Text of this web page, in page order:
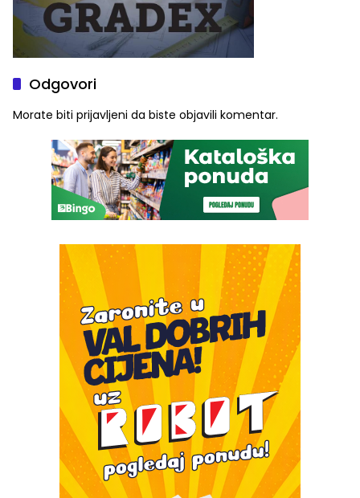
Odgovori
Morate biti prijavljeni da biste objavili komentar.